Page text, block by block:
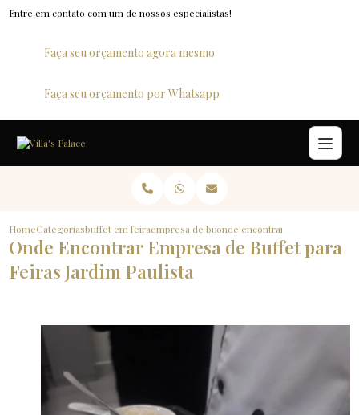
Entre em contato com um de nossos especialistas!
Faça seu orçamento agora mesmo
Faça seu orçamento por Whatsapp
HomeCategoriasbuffet em feiras e congressos
empresa de buffet para feiras
onde encontrar empresa de
Onde Encontrar Empresa de Buffet para
Feiras Jardim Paulista